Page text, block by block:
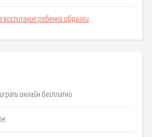
воспитание ребенка образец
онлайн бесплатно.